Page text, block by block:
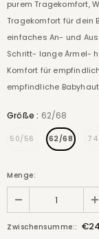
purem Tragekomfort,
Tragekomfort für dein
einfaches An- und
Schritt- lange Ärmel-
Komfort für
empfindliche
Größe: 62/68
50/56 62/68
Menge:
Zwischensumme::